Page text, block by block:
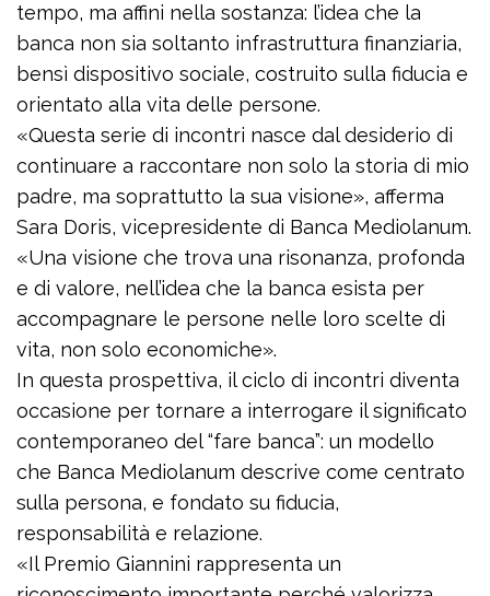
tempo, ma affini nella sostanza: l’idea che la
banca non sia soltanto infrastruttura finanziaria,
bensì dispositivo sociale, costruito sulla fiducia e
orientato alla vita delle persone.
«Questa serie di incontri nasce dal desiderio di
continuare a raccontare non solo la storia di mio
padre, ma soprattutto la sua visione», afferma
Sara Doris, vicepresidente di Banca Mediolanum.
«Una visione che trova una risonanza, profonda
e di valore, nell’idea che la banca esista per
accompagnare le persone nelle loro scelte di
vita, non solo economiche».
In questa prospettiva, il ciclo di incontri diventa
occasione per tornare a interrogare il significato
contemporaneo del “fare banca”: un modello
che Banca Mediolanum descrive come centrato
sulla persona, e fondato su fiducia,
responsabilità e relazione.
«Il Premio Giannini rappresenta un